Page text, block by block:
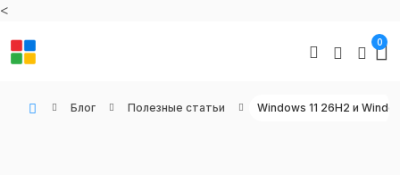
<
0
Блог Полезные статьи